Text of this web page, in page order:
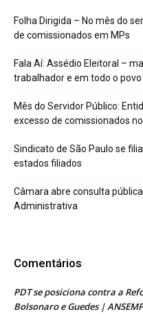
Folha Dirigida – No mês do
de comissionados em MPs
Fala Aí: Assédio Eleitoral –
trabalhador e em todo o
Mês do Servidor Público:
excesso de comissionados
Sindicato de São Paulo se
estados filiados
Câmara abre consulta
Administrativa
Comentários
PDT se posiciona contra a
Bolsonaro e Guedes | ANSEMP